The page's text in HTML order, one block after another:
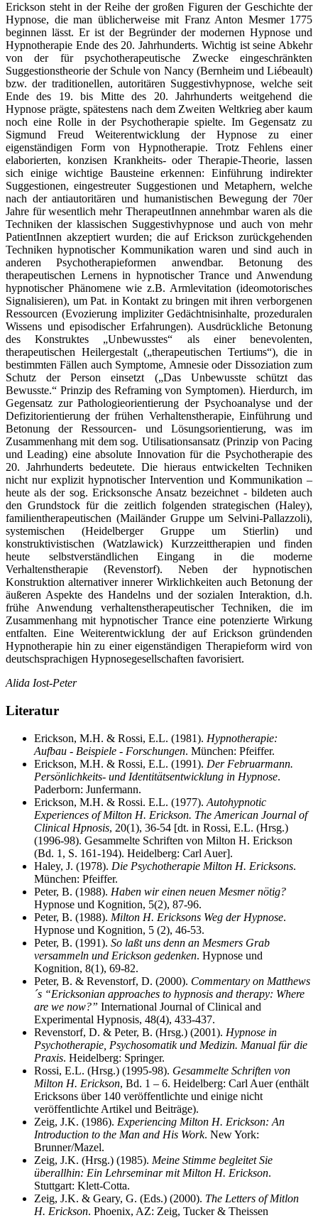
Erickson steht in der Reihe der großen Figuren der Geschichte der
Hypnose, die man üblicherweise mit Franz Anton Mesmer 1775
beginnen lässt. Er ist der Begründer der modernen Hypnose und
Hypnotherapie Ende des 20. Jahrhunderts. Wichtig ist seine Abkehr
von der für psychotherapeutische Zwecke eingeschränkten
Suggestionstheorie der Schule von Nancy (Bernheim und Liébeault)
bzw. der traditionellen, autoritären Suggestivhypnose, welche seit
Ende des 19. bis Mitte des 20. Jahrhunderts weitgehend die
Hypnose prägte, spätestens nach dem Zweiten Weltkrieg aber kaum
noch eine Rolle in der Psychotherapie spielte. Im Gegensatz zu
Sigmund Freud Weiterentwicklung der Hypnose zu einer
eigenständigen Form von Hypnotherapie. Trotz Fehlens einer
elaborierten, konzisen Krankheits- oder Therapie-Theorie, lassen
sich einige wichtige Bausteine erkennen: Einführung indirekter
Suggestionen, eingestreuter Suggestionen und Metaphern, welche
nach der antiautoritären und humanistischen Bewegung der 70er
Jahre für wesentlich mehr TherapeutInnen annehmbar waren als die
Techniken der klassischen Suggestivhypnose und auch von mehr
PatientInnen akzeptiert wurden; die auf Erickson zurückgehenden
Techniken hypnotischer Kommunikation waren und sind auch in
anderen Psychotherapieformen anwendbar. Betonung des
therapeutischen Lernens in hypnotischer Trance und Anwendung
hypnotischer Phänomene wie z.B. Armlevitation (ideomotorisches
Signalisieren), um Pat. in Kontakt zu bringen mit ihren verborgenen
Ressourcen (Evozierung impliziter Gedächtnisinhalte, prozeduralen
Wissens und episodischer Erfahrungen). Ausdrückliche Betonung
des Konstruktes „Unbewusstes“ als einer benevolenten,
therapeutischen Heilergestalt („therapeutischen Tertiums“), die in
bestimmten Fällen auch Symptome, Amnesie oder Dissoziation zum
Schutz der Person einsetzt („Das Unbewusste schützt das
Bewusste.“ Prinzip des Reframing von Symptomen). Hierdurch, im
Gegensatz zur Pathologieorientierung der Psychoanalyse und der
Defizitorientierung der frühen Verhaltenstherapie, Einführung und
Betonung der Ressourcen- und Lösungsorientierung, was im
Zusammenhang mit dem sog. Utilisationsansatz (Prinzip von Pacing
und Leading) eine absolute Innovation für die Psychotherapie des
20. Jahrhunderts bedeutete. Die hieraus entwickelten Techniken
nicht nur explizit hypnotischer Intervention und Kommunikation –
heute als der sog. Ericksonsche Ansatz bezeichnet - bildeten auch
den Grundstock für die zeitlich folgenden strategischen (Haley),
familientherapeutischen (Mailänder Gruppe um Selvini-Pallazzoli),
systemischen (Heidelberger Gruppe um Stierlin) und
konstruktivistischen (Watzlawick) Kurzzeittherapien und finden
heute selbstverständlichen Eingang in die moderne
Verhaltenstherapie (Revenstorf). Neben der hypnotischen
Konstruktion alternativer innerer Wirklichkeiten auch Betonung der
äußeren Aspekte des Handelns und der sozialen Interaktion, d.h.
frühe Anwendung verhaltenstherapeutischer Techniken, die im
Zusammenhang mit hypnotischer Trance eine potenzierte Wirkung
entfalten. Eine Weiterentwicklung der auf Erickson gründenden
Hypnotherapie hin zu einer eigenständigen Therapieform wird von
deutschsprachigen Hypnosegesellschaften favorisiert.
Alida Iost-Peter
Literatur
Erickson, M.H. & Rossi, E.L. (1981). Hypnotherapie:
Aufbau - Beispiele - Forschungen. München: Pfeiffer.
Erickson, M.H. & Rossi, E.L. (1991). Der Februarmann.
Persönlichkeits- und Identitätsentwicklung in Hypnose.
Paderborn: Junfermann.
Erickson, M.H. & Rossi. E.L. (1977). Autohypnotic
Experiences of Milton H. Erickson. The American Journal of
Clinical Hpnosis, 20(1), 36-54 [dt. in Rossi, E.L. (Hrsg.)
(1996-98). Gesammelte Schriften von Milton H. Erickson
(Bd. 1, S. 161-194). Heidelberg: Carl Auer].
Haley, J. (1978). Die Psychotherapie Milton H. Ericksons.
München: Pfeiffer.
Peter, B. (1988). Haben wir einen neuen Mesmer nötig?
Hypnose und Kognition, 5(2), 87-96.
Peter, B. (1988). Milton H. Ericksons Weg der Hypnose.
Hypnose und Kognition, 5 (2), 46-53.
Peter, B. (1991). So laßt uns denn an Mesmers Grab
versammeln und Erickson gedenken. Hypnose und
Kognition, 8(1), 69-82.
Peter, B. & Revenstorf, D. (2000). Commentary on Matthews
´s “Ericksonian approaches to hypnosis and therapy: Where
are we now?” International Journal of Clinical and
Experimental Hypnosis, 48(4), 433-437.
Revenstorf, D. & Peter, B. (Hrsg.) (2001). Hypnose in
Psychotherapie, Psychosomatik und Medizin. Manual für die
Praxis. Heidelberg: Springer.
Rossi, E.L. (Hrsg.) (1995-98). Gesammelte Schriften von
Milton H. Erickson, Bd. 1 – 6. Heidelberg: Carl Auer (enthält
Ericksons über 140 veröffentlichte und einige nicht
veröffentlichte Artikel und Beiträge).
Zeig, J.K. (1986). Experiencing Milton H. Erickson: An
Introduction to the Man and His Work. New York:
Brunner/Mazel.
Zeig, J.K. (Hrsg.) (1985). Meine Stimme begleitet Sie
überallhin: Ein Lehrseminar mit Milton H. Erickson.
Stuttgart: Klett-Cotta.
Zeig, J.K. & Geary, G. (Eds.) (2000). The Letters of Mitlon
H. Erickson. Phoenix, AZ: Zeig, Tucker & Theissen